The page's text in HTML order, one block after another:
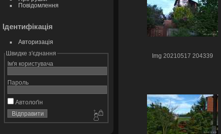
Повідомлення
Ідентифікація
Авторизація
Швидке з'єднання
Ім'я користувача
Пароль
Автолоґін
Img 20210517 204339